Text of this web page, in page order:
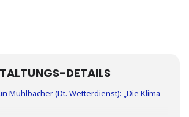
DETAILS
Mühlbacher (Dt. Wetterdienst): „Die Klima-